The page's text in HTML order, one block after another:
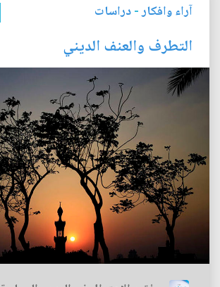
آراء وافكار-دراسات
التطرف والعنف الديني